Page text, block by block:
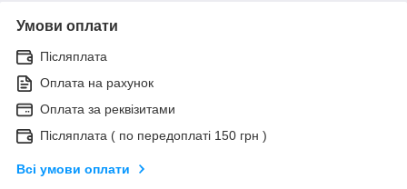
Умови оплати
Післяплата
Оплата на рахунок
Оплата за реквізитами
Післяплата ( по передоплаті 150 грн )
Всі умови оплати